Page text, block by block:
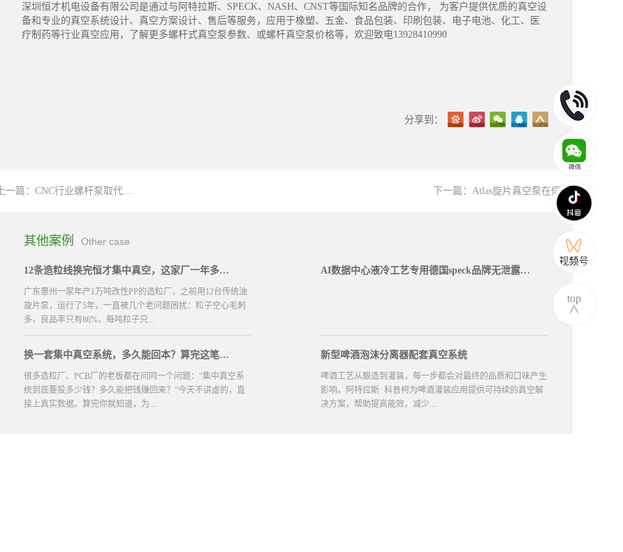
深圳恒才机电设备有限公司是通过与阿特拉斯、SPECK、NASH、CNST等国际知名品牌的合作， 为客户提供优质的真空设
备和专业的真空系统设计、真空方案设计、售后等服务，应用于橡塑、五金、食品包装、印刷包装、电子电池、化工、医
疗制药等行业真空应用，了解更多螺杆式真空泵参数、或螺杆真空泵价格等，欢迎致电13928410990
上一篇： CNC行业螺杆泵取代水环泵节能改造方案 下一篇： Atlas旋片真空泵在伺服冷却设备行业中的应用
其他案例 Other case
12条造粒线换完恒才集中真空，这家厂一年多赚100万
广东惠州一家年产1万吨改性PP的造粒厂，之前用12台传统油
旋片泵，运行了5年，一直被几个老问题困扰：粒子空心毛刺
多，良品率只有86%，每吨粒子只...
能卖7800元，比行业均价低300元；真空泵每月电费7.2万，一
年下来电费就要86万；每月清理泵腔、换泵油、换叶片的维护
费就要8000元，一年近10万；去年还因为排气粉尘不达标，被
环保部门罚款了6万元，一年下来真空泵相关的隐形成本就超
AI数据中心液冷工艺专用德国speck品牌无泄露磁力泵
换一套集中真空系统，多久能回本？算完这笔账，大部分老板坐不住了
很多造粒厂、PCB厂的老板都在问同一个问题："集中真空系
统到底要投多少钱？多久能把钱赚回来？"今天不讲虚的，直
接上真实数据。算完你就知道，为...
新型啤酒泡沫分离器配套真空系统
啤酒工艺从酿造到灌装，每一步都会对最终的品质和口味产生
影响。阿特拉斯· 科普柯为啤酒灌装应用提供可持续的真空解
决方案，帮助提高能效，减少...
top
∧